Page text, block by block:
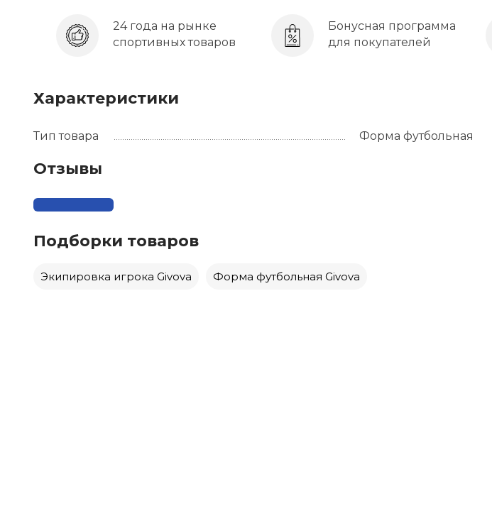
24 года на рынке
спортивных товаров
Бонусная программа
для покупателей
Характеристики
Тип товара Форма футбольная
Отзывы
Подборки товаров
Экипировка игрока Givova Форма футбольная Givova